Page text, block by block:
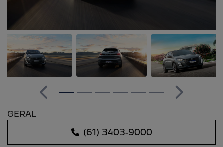
Anterior Próximo
GERAL
(61) 3403-9000